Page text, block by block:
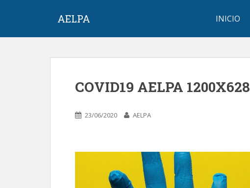
p
AELPA INICIO
COVID19 AELPA 1200X628
23/06/2020 AELPA